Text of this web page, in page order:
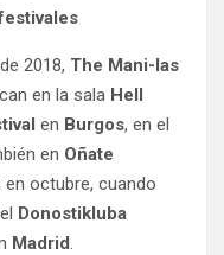
2018, The Mani-las
en la sala Hell
en Burgos, en el
en Oñate
octubre, cuando
Donostikluba
Madrid.